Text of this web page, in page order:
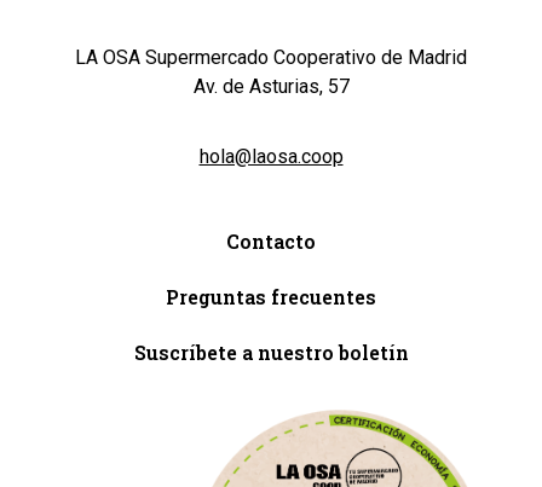
LA OSA Supermercado Cooperativo de Madrid
Av. de Asturias, 57
hola@laosa.coop
Contacto
Preguntas frecuentes
Suscríbete a nuestro boletín